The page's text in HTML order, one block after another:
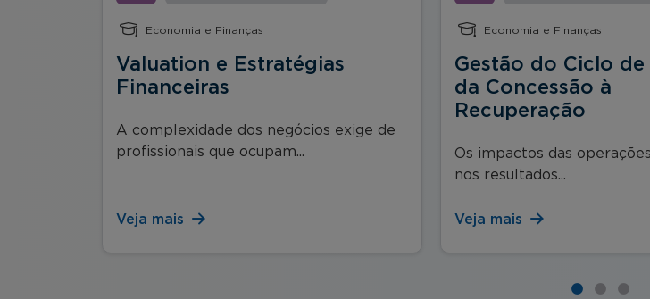
Economia e Finanças
Valuation e Estratégias
Financeiras
A complexidade dos negócios exige de
profissionais que ocupam...
Veja mais
Economia e Finanças
Gestão do Ciclo
da Concessão à
Recuperação
Os impactos das
nos resultados...
Veja mais